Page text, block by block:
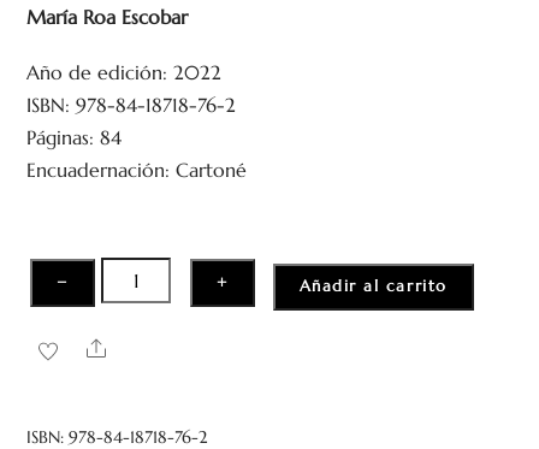
a
r
d
o
c
o
5
María Roa Escobar
Año de edición: 2022
ISBN: 978-84-18718-76-2
Páginas: 84
Encuadernación: Cartoné
−
Cuentos
para
Emma
+ Añadir al carrito
Share
ISBN:978-84-18718-76-2